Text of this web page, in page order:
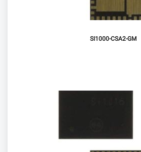
SI1000-CSA2-GM